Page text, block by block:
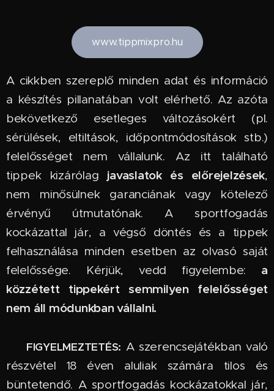
www.tippmixpro.hu
A cikkben szereplő minden adat és információ
a készítés pillanatában volt elérhető. Az azóta
bekövetkező esetleges változásokért (pl.
sérülések, eltiltások, időpontmódosítások stb.)
felelősséget nem vállalunk. Az itt található
tippek kizárólag javaslatok és előrejelzések,
nem minősülnek garanciának vagy kötelező
érvényű útmutatónak. A sportfogadás
kockázattal jár, a végső döntés és a tippek
felhasználása minden esetben az olvasó saját
felelőssége. Kérjük, vedd figyelembe: a
közzétett tippekért semmilyen felelősséget
nem áll módunkban vállalni.
FIGYELMEZTETÉS: A szerencsejátékban való
részvétel 18 éven aluliak számára tilos és
büntetendő. A sportfogadás kockázatokkal jár,